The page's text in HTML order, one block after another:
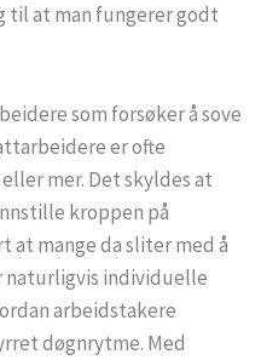
til at man fungerer godt
som forsøker å sove
er ofte
mer. Det skyldes at
kroppen på
at mange da sliter med å
naturligvis individuelle
arbeidstakere
døgnrytme. Med